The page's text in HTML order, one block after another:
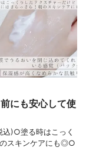
にも安心して使
込)○塗る時はこっく
スキンケアにも◎○